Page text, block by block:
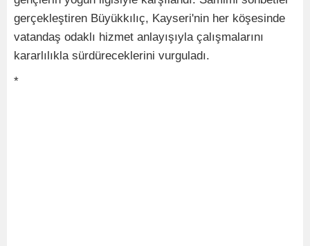
gerçekleştiren Büyükkılıç, Kayseri'nin her köşesinde
vatandaş odaklı hizmet anlayışıyla çalışmalarını
kararlılıkla sürdüreceklerini vurguladı.
*